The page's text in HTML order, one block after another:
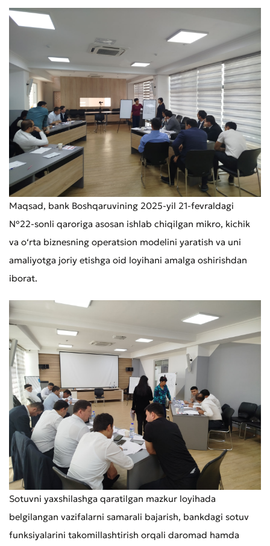
Xizmat sifatini baholang
Murojaat qoldirish
Maqsad, bank Boshqaruvining 2025-yil 21-fevraldagi
№22-sonli qaroriga asosan ishlab chiqilgan mikro, kichik
va o‘rta biznesning operatsion modelini yaratish va uni
amaliyotga joriy etishga oid loyihani amalga oshirishdan
iborat.
Sotuvni yaxshilashga qaratilgan mazkur loyihada
belgilangan vazifalarni samarali bajarish, bankdagi sotuv
funksiyalarini takomillashtirish orqali daromad hamda